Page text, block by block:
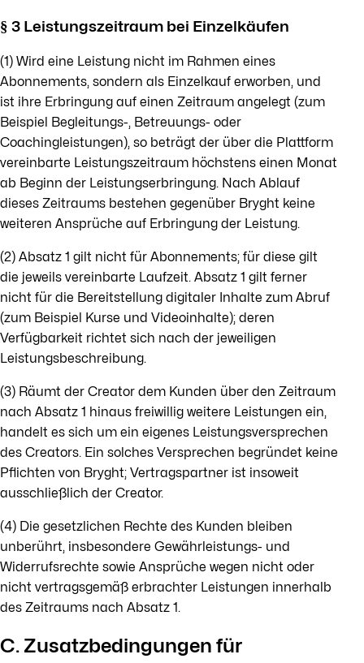
§ 3 Leistungszeitraum bei Einzelkäufen
(1) Wird eine Leistung nicht im Rahmen eines
Abonnements, sondern als Einzelkauf erworben, und
ist ihre Erbringung auf einen Zeitraum angelegt (zum
Beispiel Begleitungs-, Betreuungs- oder
Coachingleistungen), so beträgt der über die Plattform
vereinbarte Leistungszeitraum höchstens einen Monat
ab Beginn der Leistungserbringung. Nach Ablauf
dieses Zeitraums bestehen gegenüber Bryght keine
weiteren Ansprüche auf Erbringung der Leistung.
(2) Absatz 1 gilt nicht für Abonnements; für diese gilt
die jeweils vereinbarte Laufzeit. Absatz 1 gilt ferner
nicht für die Bereitstellung digitaler Inhalte zum Abruf
(zum Beispiel Kurse und Videoinhalte); deren
Verfügbarkeit richtet sich nach der jeweiligen
Leistungsbeschreibung.
(3) Räumt der Creator dem Kunden über den Zeitraum
nach Absatz 1 hinaus freiwillig weitere Leistungen ein,
handelt es sich um ein eigenes Leistungsversprechen
des Creators. Ein solches Versprechen begründet keine
Pflichten von Bryght; Vertragspartner ist insoweit
ausschließlich der Creator.
(4) Die gesetzlichen Rechte des Kunden bleiben
unberührt, insbesondere Gewährleistungs- und
Widerrufsrechte sowie Ansprüche wegen nicht oder
nicht vertragsgemäß erbrachter Leistungen innerhalb
des Zeitraums nach Absatz 1.
C. Zusatzbedingungen für